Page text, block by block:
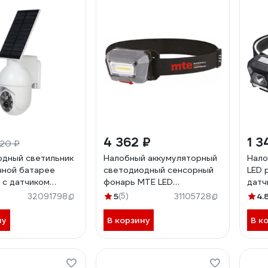
₽
светильник
батарее
с датчиком
и освещенности
32091798
4 362 ₽
Налобный аккумуляторный
светодиодный сенсорный
фонарь MTE LED
2827809635
5(5) 31105728
В корзину
1
LED
В